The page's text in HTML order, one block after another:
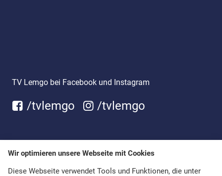
TV Lemgo bei Facebook und Instagram
/tvlemgo /tvlemgo
Wir optimieren unsere Webseite mit Cookies
Diese Webseite verwendet Tools und Funktionen, die unter